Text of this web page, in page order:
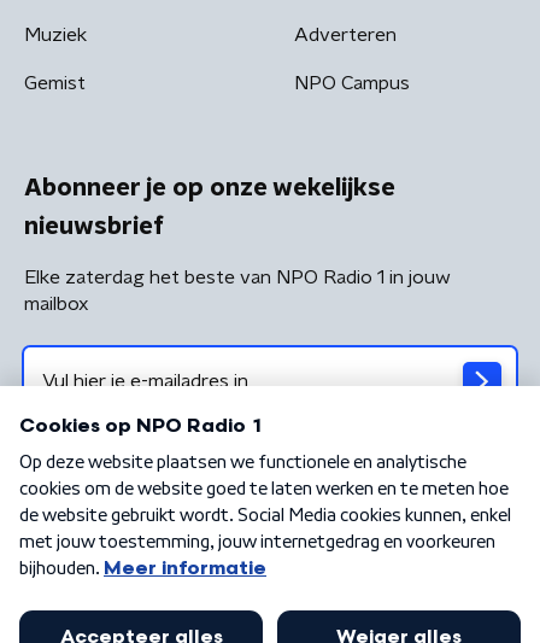
Muziek
Gemist
Adverteren
NPO Campus
Abonneer je op onze wekelijkse
nieuwsbrief
Elke zaterdag het beste van NPO Radio 1 in jouw
mailbox
Algemene voorwaarden